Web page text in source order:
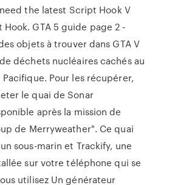
the latest Script Hook V
Hook. GTA 5 guide page 2 -
objets à trouver dans GTA V
déchets nucléaires cachés au
Pour les récupérer,
le quai de Sonar
après la mission de
de Merryweather". Ce quai
sous-marin et Trackify, une
sur votre téléphone qui se
utilisez Un générateur